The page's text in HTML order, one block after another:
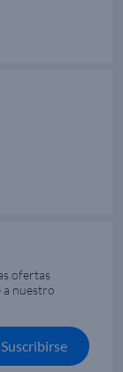
ofertas
a nuestro
Suscribirse